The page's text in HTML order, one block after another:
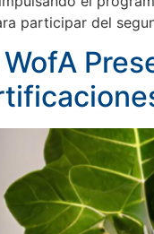
participar del